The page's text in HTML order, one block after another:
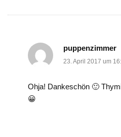
puppenzimmer
23. April 2017 um
Ohja! Dankeschön 🙂
😀